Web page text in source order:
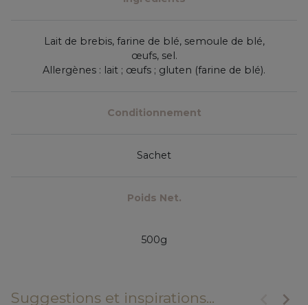
Lait de brebis, farine de blé, semoule de blé,
œufs, sel.
Allergènes : lait ; œufs ; gluten (farine de blé).
Conditionnement
Sachet
Poids Net.
500g
Suggestions et inspirations... keyboard_arrow_right